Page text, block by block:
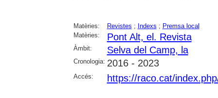
Matèries: Revistes ; Indexs ; Premsa local
Matèries:
Pont Alt, el. Revista
Àmbit: Selva del Camp, la
Cronologia: 2016 - 2023
Accés: https://raco.cat/